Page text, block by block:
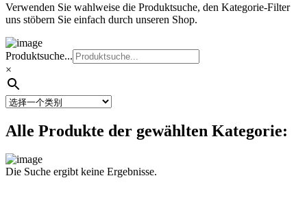
Verwenden Sie wahlweise die Produktsuche, den Kategorie-Filter
uns stöbern Sie einfach durch unseren Shop.
Produktsuche...
×
Alle Produkte der gewählten Kategorie:
Die Suche ergibt keine Ergebnisse.